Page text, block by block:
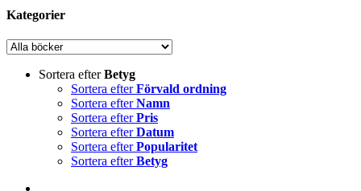
Kategorier
Sortera efterBetyg
Sortera efterFörvald ordning
Sortera efterNamn
Sortera efterPris
Sortera efterDatum
Sortera efterPopularitet
Sortera efterBetyg